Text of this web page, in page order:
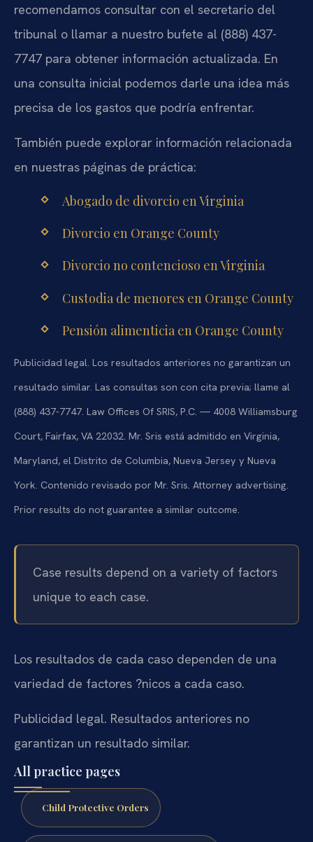
recomendamos consultar con el secretario del
tribunal o llamar a nuestro bufete al (888) 437-
7747 para obtener información actualizada. En
una consulta inicial podemos darle una idea más
precisa de los gastos que podría enfrentar.
También puede explorar información relacionada
en nuestras páginas de práctica:
Abogado de divorcio en Virginia
Divorcio en Orange County
Divorcio no contencioso en Virginia
Custodia de menores en Orange County
Pensión alimenticia en Orange County
Publicidad legal. Los resultados anteriores no garantizan un
resultado similar. Las consultas son con cita previa; llame al
(888) 437-7747. Law Offices Of SRIS, P.C. — 4008 Williamsburg
Court, Fairfax, VA 22032. Mr. Sris está admitido en Virginia,
Maryland, el Distrito de Columbia, Nueva Jersey y Nueva
York. Contenido revisado por Mr. Sris. Attorney advertising.
Prior results do not guarantee a similar outcome.
Case results depend on a variety of factors
unique to each case.
Los resultados de cada caso dependen de una
variedad de factores ?nicos a cada caso.
Publicidad legal. Resultados anteriores no
garantizan un resultado similar.
All practice pages
Child Protective Orders